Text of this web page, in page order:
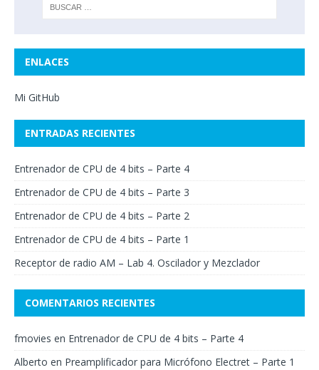
ENLACES
Mi GitHub
ENTRADAS RECIENTES
Entrenador de CPU de 4 bits – Parte 4
Entrenador de CPU de 4 bits – Parte 3
Entrenador de CPU de 4 bits – Parte 2
Entrenador de CPU de 4 bits – Parte 1
Receptor de radio AM – Lab 4. Oscilador y Mezclador
COMENTARIOS RECIENTES
fmovies en Entrenador de CPU de 4 bits – Parte 4
Alberto en Preamplificador para Micrófono Electret – Parte 1